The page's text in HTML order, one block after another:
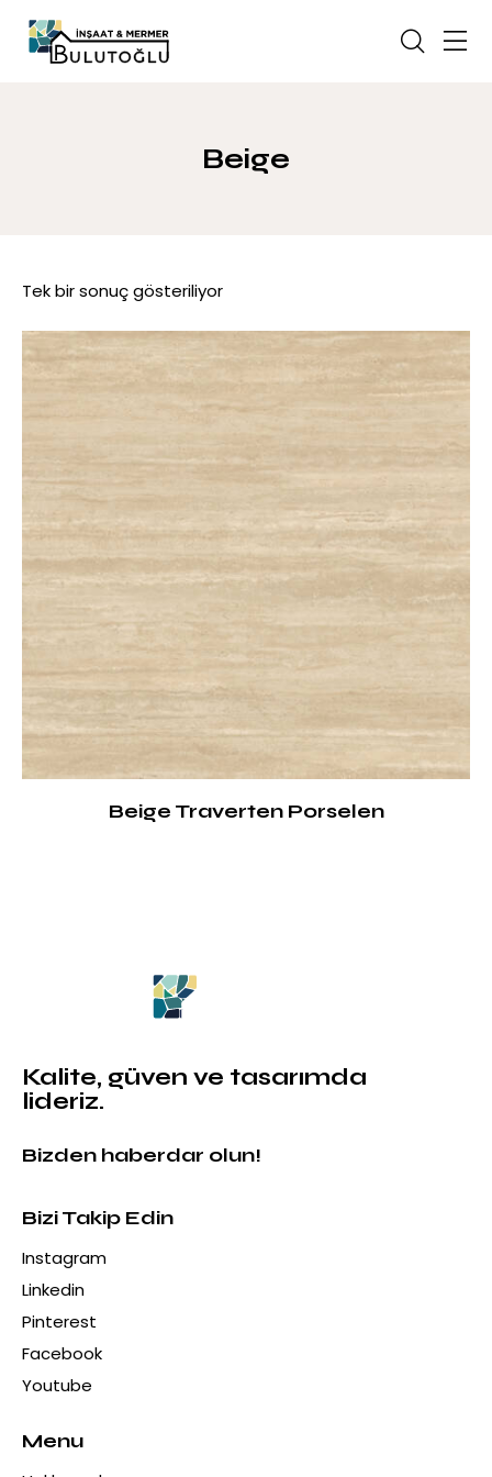
Beige
Tek bir sonuç gösteriliyor
Beige Traverten Porselen
Kalite, güven ve tasarımda
lideriz.
Bizden haberdar olun!
Bizi Takip Edin
Instagram
Linkedin
Pinterest
Facebook
Youtube
Menu